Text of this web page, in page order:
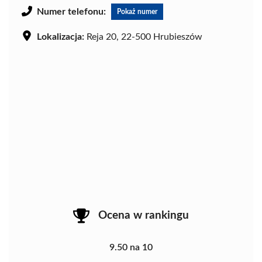
Numer telefonu: Pokaż numer
Lokalizacja: Reja 20, 22-500 Hrubieszów
Ocena w rankingu
9.50 na 10